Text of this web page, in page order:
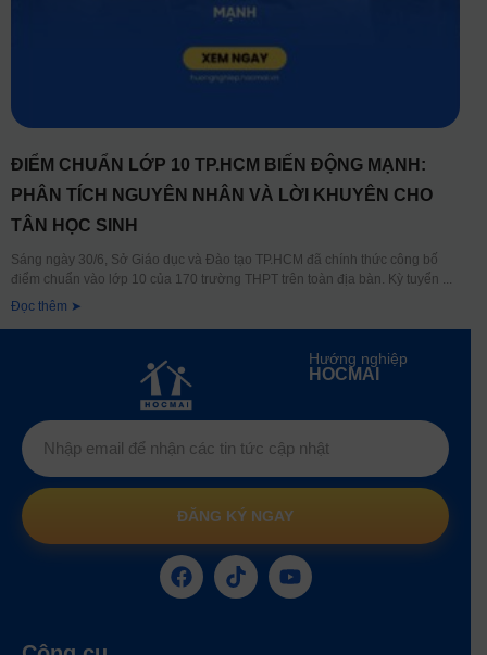
ĐIỂM CHUẨN LỚP 10 TP.HCM BIẾN ĐỘNG MẠNH:
PHÂN TÍCH NGUYÊN NHÂN VÀ LỜI KHUYÊN CHO
TÂN HỌC SINH
Sáng ngày 30/6, Sở Giáo dục và Đào tạo TP.HCM đã chính thức công bố
điểm chuẩn vào lớp 10 của 170 trường THPT trên toàn địa bàn. Kỳ tuyển
Đọc thêm ➤
Hướng nghiệp
HOCMAI
ĐĂNG KÝ NGAY